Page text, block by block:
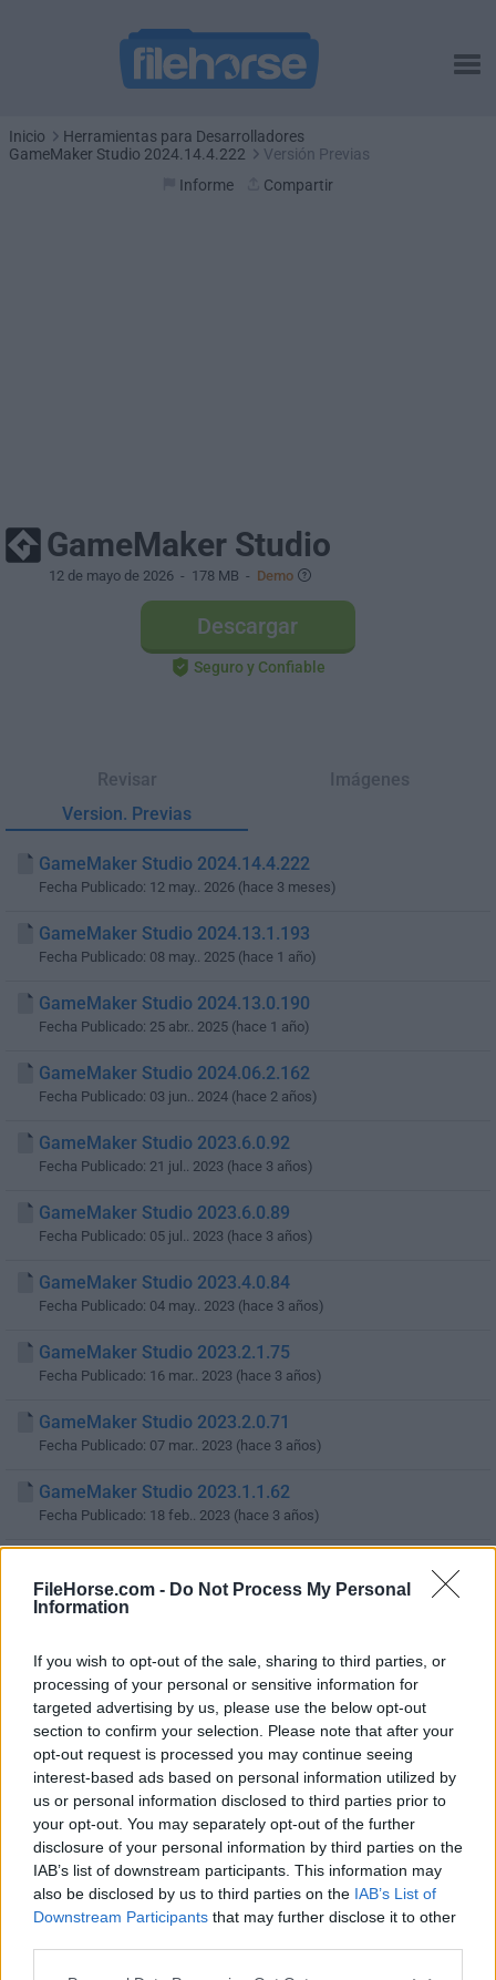
FileHorse.com - Do Not Process My Personal
Information
If you wish to opt-out of the sale, sharing to third parties, or
processing of your personal or sensitive information for
targeted advertising by us, please use the below opt-out
section to confirm your selection. Please note that after your
opt-out request is processed you may continue seeing
interest-based ads based on personal information utilized by
us or personal information disclosed to third parties prior to
your opt-out. You may separately opt-out of the further
disclosure of your personal information by third parties on the
IAB’s list of downstream participants. This information may
also be disclosed by us to third parties on the IAB’s List of
Downstream Participants that may further disclose it to other
Inicio
Herramientas para Desarrolladores
GameMaker Studio 2024.14.4.222
Versión Previas
Informe
Compartir
GameMaker Studio
12 de mayo de 2026 - 178 MB - Demo
Descargar
Seguro y Confiable
Revisar
Imágenes
Version. Previas
GameMaker Studio 2024.14.4.222
Fecha Publicado: 12 may.. 2026 (hace 3 meses)
GameMaker Studio 2024.13.1.193
Fecha Publicado: 08 may.. 2025 (hace 1 año)
GameMaker Studio 2024.13.0.190
Fecha Publicado: 25 abr.. 2025 (hace 1 año)
GameMaker Studio 2024.06.2.162
Fecha Publicado: 03 jun.. 2024 (hace 2 años)
GameMaker Studio 2023.6.0.92
Fecha Publicado: 21 jul.. 2023 (hace 3 años)
GameMaker Studio 2023.6.0.89
Fecha Publicado: 05 jul.. 2023 (hace 3 años)
GameMaker Studio 2023.4.0.84
Fecha Publicado: 04 may.. 2023 (hace 3 años)
GameMaker Studio 2023.2.1.75
Fecha Publicado: 16 mar.. 2023 (hace 3 años)
GameMaker Studio 2023.2.0.71
Fecha Publicado: 07 mar.. 2023 (hace 3 años)
GameMaker Studio 2023.1.1.62
Fecha Publicado: 18 feb.. 2023 (hace 3 años)
Fecha Publicado: 01 feb.. 2023 (hace 4 años)
Fecha Publicado: 15 dic.. 2022 (hace 4 años)
GameMaker Studio 2022.11.0.54
Fecha Publicado: 30 nov.. 2022 (hace 4 años)
GameMaker Studio 2022.9.1.51
Fecha Publicado: 13 oct.. 2022 (hace 4 años)
GameMaker Studio 2022.9.0.49
Fecha Publicado: 08 oct.. 2022 (hace 4 años)
GameMaker Studio 2022.8.1.37